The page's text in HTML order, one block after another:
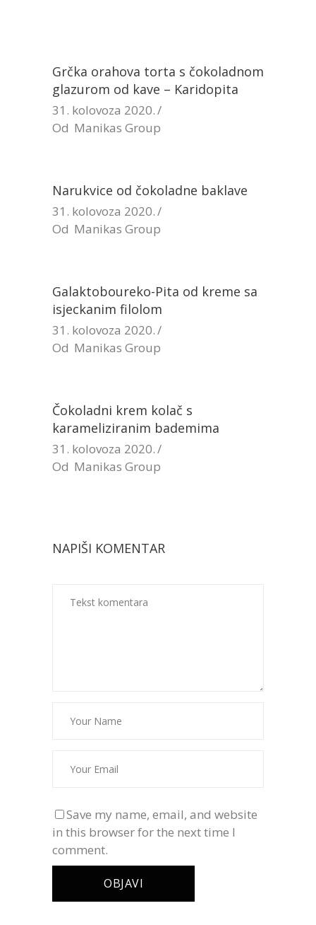
Grčka orahova torta s čokoladnom
glazurom od kave – Karidopita
31. kolovoza 2020.
Od Manikas Group
Narukvice od čokoladne baklave
31. kolovoza 2020.
Od Manikas Group
Galaktoboureko-Pita od kreme sa
isjeckanim filolom
31. kolovoza 2020.
Od Manikas Group
Čokoladni krem kolač s
karameliziranim bademima
31. kolovoza 2020.
Od Manikas Group
NAPIŠI KOMENTAR
Save my name, email, and website
in this browser for the next time I
comment.